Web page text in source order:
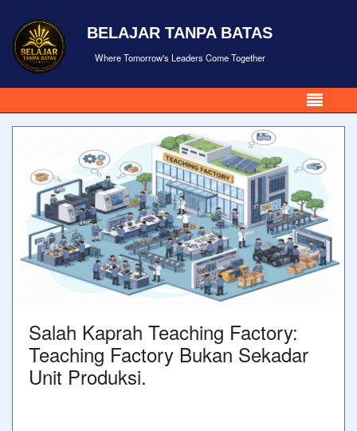
BELAJAR TANPA BATAS
Where Tomorrow's Leaders Come Together
Salah Kaprah Teaching Factory:
Teaching Factory Bukan Sekadar
Unit Produksi.